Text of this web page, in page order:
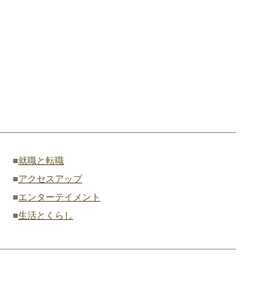
■就職と転職
■アクセスアップ
■エンターテイメント
■生活とくらし